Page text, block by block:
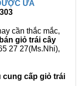
ƯA
cần thắc mắc,
giỏ trái cây
27 27(Ms.Nhi),
cung cấp giỏ trái